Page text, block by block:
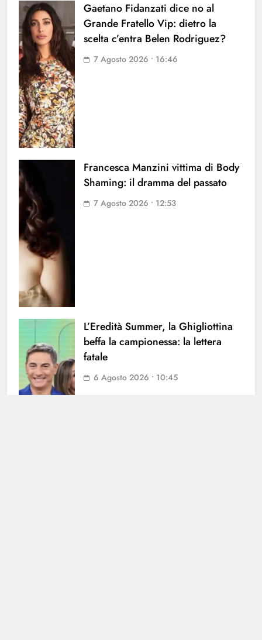
Gaetano Fidanzati dice no al
Grande Fratello Vip: dietro la
scelta c’entra Belen Rodriguez?
7 Agosto 2026 • 16:46
Francesca Manzini vittima di Body
Shaming: il dramma del passato
7 Agosto 2026 • 12:53
L’Eredità Summer, la Ghigliottina
beffa la campionessa: la lettera
fatale
6 Agosto 2026 • 10:45